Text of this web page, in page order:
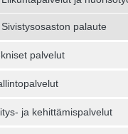
Sivistysosaston palaute
palvelut
ja kehittämispalvelut